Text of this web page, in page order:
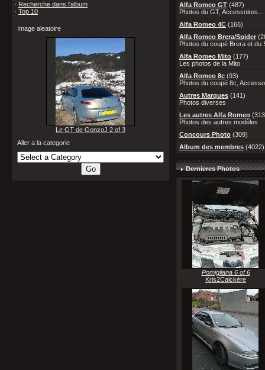
· Recherche dans l'album
· Top 10
Image aleatoire
Le GT de GonzoJ 2 of 3
Aller a la categorie
Alfa Romeo GT (487)
Photos du GT, Accessoires...
Alfa Romeo 4C (166)
Alfa Romeo Brera/Spider
Photos du coupé Brera et du
Alfa Romeo Mito (177)
Les photos de la Mito
Alfa Romeo 8c (93)
Photos du coupé 8c,
Autres Marques (141)
Photos diverses
Les autres Alfa Romeo
Photos des autres modèles
Concours Photo (309)
Album des membres (4022)
Dernieres Photos
Pomigliana 6 of 6
Kris2Calckère